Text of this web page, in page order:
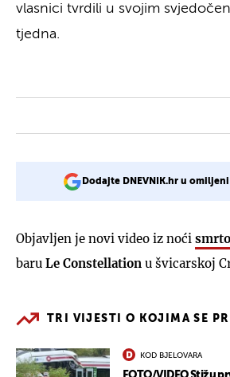
vlasnici tvrdili u svojim
tjedna.
Dodajte DNEVNIK.hr u
Objavljen je novi video iz noći
baru Le Constellation u švicarskoj
TRI VIJESTI O KOJIMA SE
KOD BJELOVARA